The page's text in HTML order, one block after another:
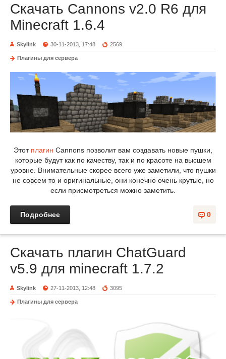
Скачать Cannons v2.0 R6 для
Minecraft 1.6.4
Skylink 30-11-2013, 17:48 2569
Плагины для сервера
Этот плагин Cannons позволит вам создавать новые пушки,
которые будут как по качеству, так и по красоте на высшем
уровне. Внимательные скорее всего уже заметили, что пушки
не совсем то и оригинальные, они конечно очень крутые, но
если присмотреться можно заметить.
0
Подробнее
Скачать плагин ChatGuard
v5.9 для minecraft 1.7.2
Skylink 27-11-2013, 12:48 3095
Плагины для сервера